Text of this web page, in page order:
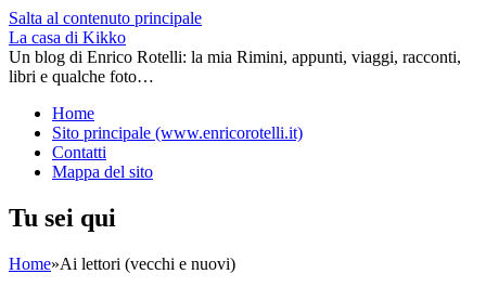
Salta al contenuto principale
La casa di Kikko
Un blog di Enrico Rotelli: la mia Rimini, appunti, viaggi, racconti,
libri e qualche foto…
Home
Sito principale (www.enricorotelli.it)
Contatti
Mappa del sito
Tu sei qui
Home»Ai lettori (vecchi e nuovi)